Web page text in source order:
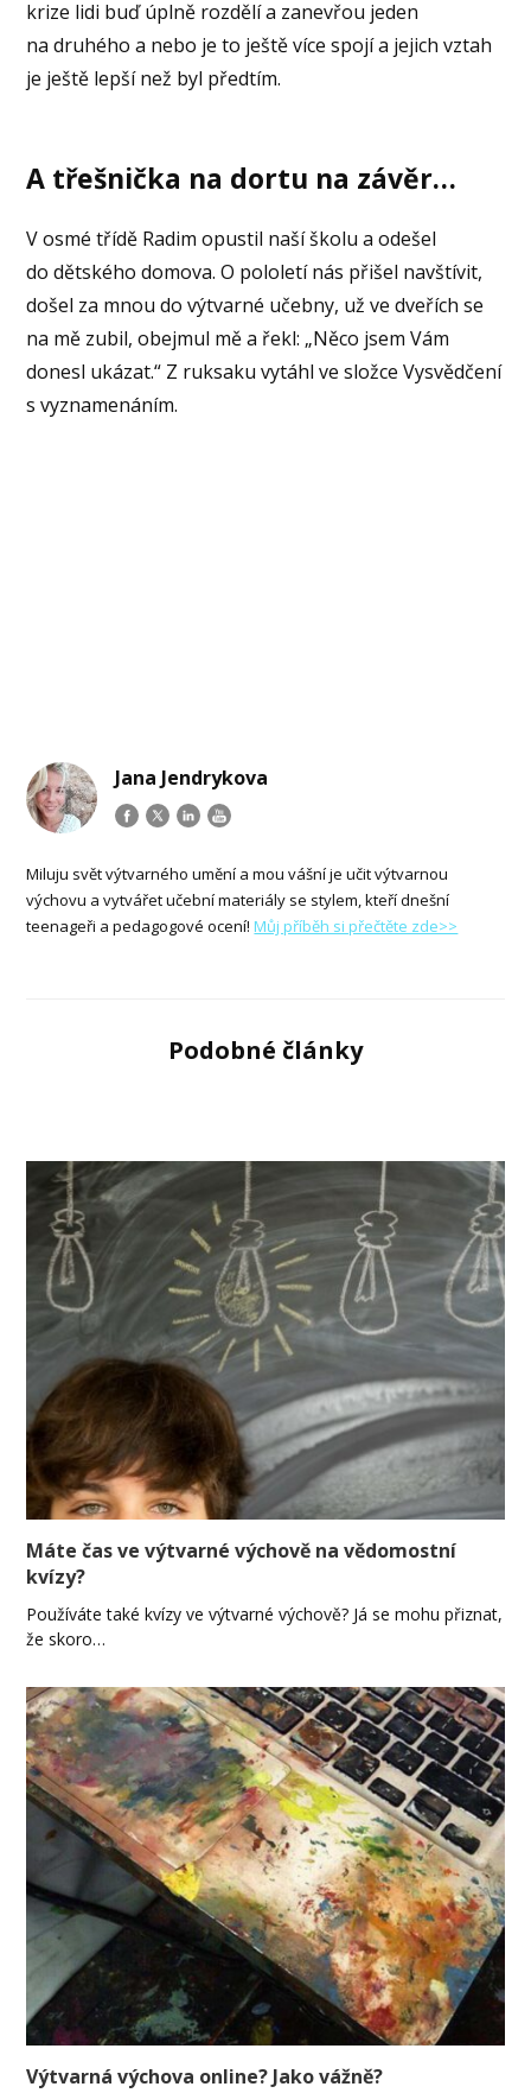
krize lidi buď úplně rozdělí a zanevřou jeden
na druhého a nebo je to ještě více spojí a jejich vztah
je ještě lepší než byl předtím.
A třešnička na dortu na závěr…
V osmé třídě Radim opustil naší školu a odešel
do dětského domova. O pololetí nás přišel navštívit,
došel za mnou do výtvarné učebny, už ve dveřích se
na mě zubil, obejmul mě a řekl: „Něco jsem Vám
donesl ukázat.“ Z ruksaku vytáhl ve složce Vysvědčení
s vyznamenáním.
Jana Jendrykova
Miluju svět výtvarného umění a mou vášní je učit výtvarnou
výchovu a vytvářet učební materiály se stylem, kteří dnešní
teenageři a pedagogové ocení!Můj příběh si přečtěte zde>>
Podobné články
Máte čas ve výtvarné výchově na vědomostní
kvízy?
Používáte také kvízy ve výtvarné výchově? Já se mohu přiznat,
že skoro…
Výtvarná výchova online? Jako vážně?